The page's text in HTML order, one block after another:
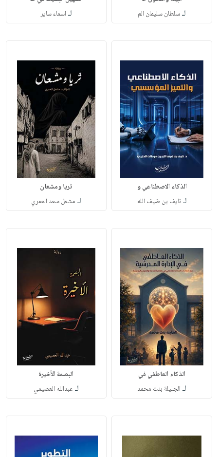
لـسلطان سليمان الم لـ اسماء ساير
الذكاء الاصطناعي و
لـ نايف بن ضيف الله
ثريا ومشعان
لـ مشعل سعد العمري
الذكاء العاطفي في
لـ الجليلة بنت محمد
البصمة الأخيرة
لـعبدالله العصيمي